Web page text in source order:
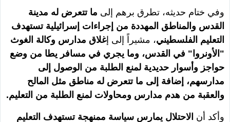
وفي ختام حديثه، تطرق برهم إلى ما تتعرض له مدينة
القدس والمناطق المهددة من إجراءات إسرائيلية تستهدف
التعليم الفلسطيني، مشيراً إلى إغلاق مدارس وكالة الغوث
"الأونروا" في القدس، وما يجري في مسافر يطا من وضع
حواجز وأسوار حديدية لمنع الطلبة من الوصول إلى
مدارسهم، إضافة إلى ما تتعرض له مناطق مثل المالح
والعقبة من هدم مدارس ومحاولات لمنع الطلبة من التعليم.
وأكد أن الاحتلال يمارس سياسة ممنهجة تستهدف التعليم